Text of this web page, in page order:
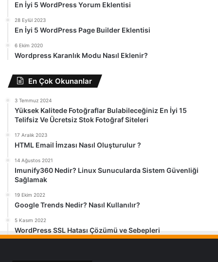
En İyi 5 WordPress Yorum Eklentisi
28 Eylül 2023
En İyi 5 WordPress Page Builder Eklentisi
6 Ekim 2020
Wordpress Karanlık Modu Nasıl Eklenir?
En Çok Okunanlar
3 Temmuz 2024
Yüksek Kalitede Fotoğraflar Bulabileceğiniz En İyi 15
Telifsiz Ve Ücretsiz Stok Fotoğraf Siteleri
17 Aralık 2023
HTML Email İmzası Nasıl Oluşturulur ?
14 Ağustos 2021
Imunify360 Nedir? Linux Sunucularda Sistem Güvenliği
Sağlamak
19 Ekim 2022
Google Trends Nedir? Nasıl Kullanılır?
5 Kasım 2022
WordPress SSL Hatası Çözümü ve Sebepleri